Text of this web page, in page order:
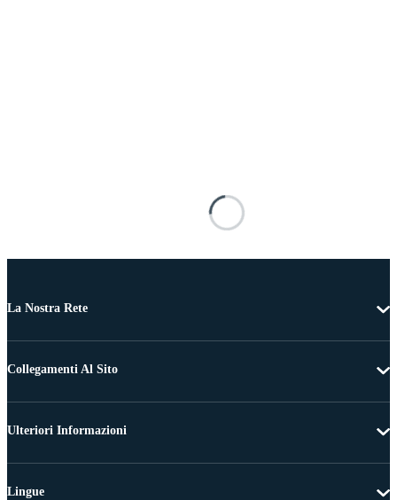
La Nostra Rete
Collegamenti Al Sito
Ulteriori Informazioni
Lingue